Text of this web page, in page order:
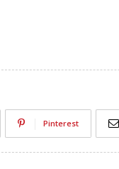
Pinterest